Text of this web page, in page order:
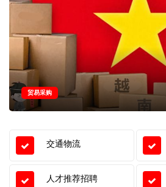
贸易采购
交通物流
人才推荐招聘